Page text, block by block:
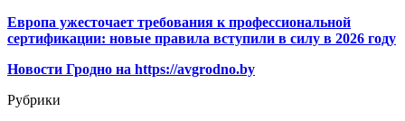
Европа ужесточает требования к профессиональной
сертификации: новые правила вступили в силу в 2026 году
Новости Гродно на https://avgrodno.by
Рубрики